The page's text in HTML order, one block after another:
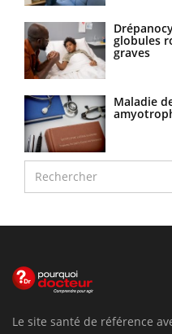
globules
graves
Maladie
Le site santé de référence